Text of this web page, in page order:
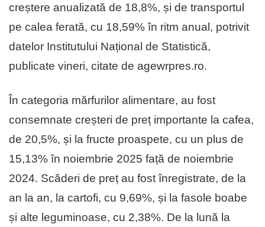
creștere anualizată de 18,8%, și de transportul
pe calea ferată, cu 18,59% în ritm anual, potrivit
datelor Institutului Național de Statistică,
publicate vineri, citate de agewrpres.ro.
În categoria mărfurilor alimentare, au fost
consemnate creșteri de preț importante la cafea,
de 20,5%, și la fructe proaspete, cu un plus de
15,13% în noiembrie 2025 față de noiembrie
2024. Scăderi de preț au fost înregistrate, de la
an la an, la cartofi, cu 9,69%, și la fasole boabe
și alte leguminoase, cu 2,38%. De la lună la